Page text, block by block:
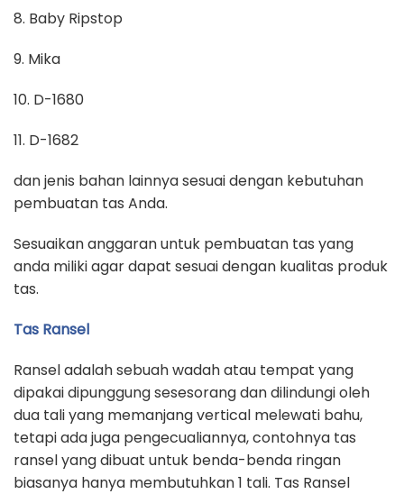
8. Baby Ripstop
9. Mika
10. D-1680
11. D-1682
dan jenis bahan lainnya sesuai dengan kebutuhan
pembuatan tas Anda.
Sesuaikan anggaran untuk pembuatan tas yang
anda miliki agar dapat sesuai dengan kualitas produk
tas.
Tas Ransel
Ransel adalah sebuah wadah atau tempat yang
dipakai dipunggung sesesorang dan dilindungi oleh
dua tali yang memanjang vertical melewati bahu,
tetapi ada juga pengecualiannya, contohnya tas
ransel yang dibuat untuk benda-benda ringan
biasanya hanya membutuhkan 1 tali. Tas Ransel